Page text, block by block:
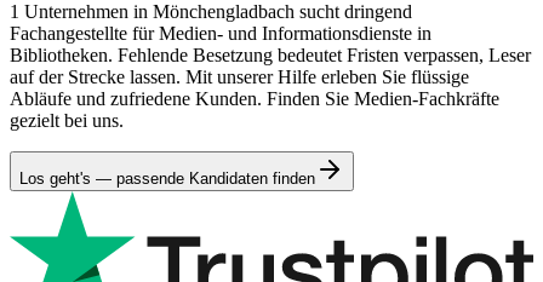
1 Unternehmen in Mönchengladbach sucht dringend
Fachangestellte für Medien- und Informationsdienste in
Bibliotheken. Fehlende Besetzung bedeutet Fristen verpassen, Leser
auf der Strecke lassen. Mit unserer Hilfe erleben Sie flüssige
Abläufe und zufriedene Kunden. Finden Sie Medien-Fachkräfte
gezielt bei uns.
Los geht's — passende Kandidaten finden